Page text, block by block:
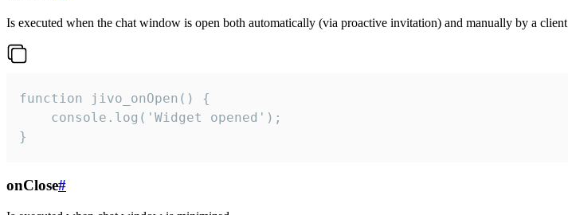
Is executed when the chat window is open both automatically (via proactive invitation) and manually by a client
function jivo_onOpen() {
    console.log('Widget opened');
}
onClose#